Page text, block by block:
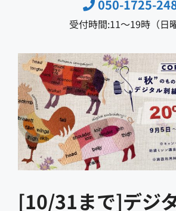
050-1725-
受付時間:11〜19時（日
[10/31まで]デジ